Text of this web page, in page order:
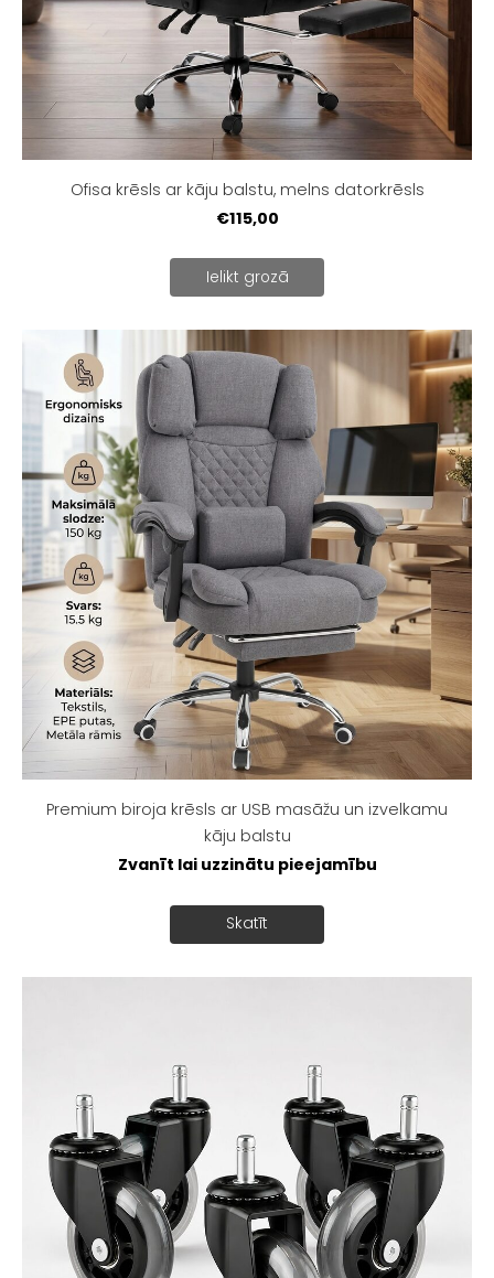
Ofisa krēsls ar kāju balstu, melns datorkrēsls
€115,00
Ielikt grozā
Premium biroja krēsls ar USB masāžu un izvelkamu
kāju balstu
Zvanīt lai uzzinātu pieejamību
Skatīt